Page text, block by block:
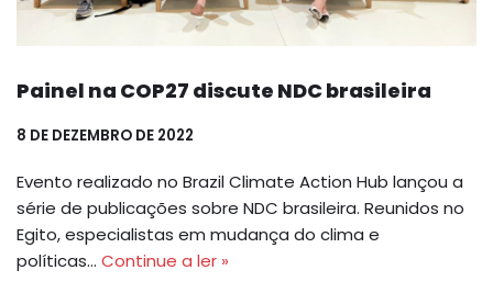
Painel na COP27 discute NDC brasileira
8 DE DEZEMBRO DE 2022
Evento realizado no Brazil Climate Action Hub lançou a
série de publicações sobre NDC brasileira. Reunidos no
Egito, especialistas em mudança do clima e
políticas… Continue a ler »